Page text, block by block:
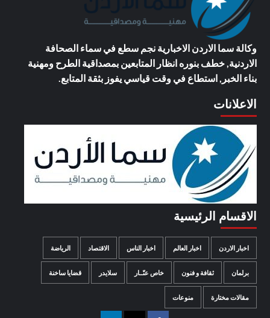
وكالة سما الاردن الاخباريةنجم سطع في سماء الصحافة
الاردنية, خطف بنوره انظار المتابعين بمصداقية الطرح ومهنية
بناء الخبر, استطاع في وقت قياسي يفوز بثقة المتابع.
الاعلانات
الاقسام الرئيسية
اخبار الاردن اخبار العالم اخبار الناس الاقتصاد الرياضة
برلمان ثقافة و فنون خاص عنّــار سلايدر قضايا ساخنة
مقالات مختارة منوعات